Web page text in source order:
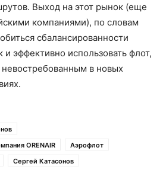
Выход на этот рынок (еще
компаниями), по словам
сбалансированности
и эффективно использовать флот,
в новых
ORENAIR
Аэрофлот
Сергей Катасонов